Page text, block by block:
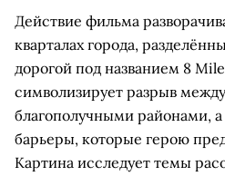
Действие фильма
кварталах города,
дорогой под названием 8
символизирует разрыв
благополучными районами,
барьеры, которые герою
Картина исследует темы